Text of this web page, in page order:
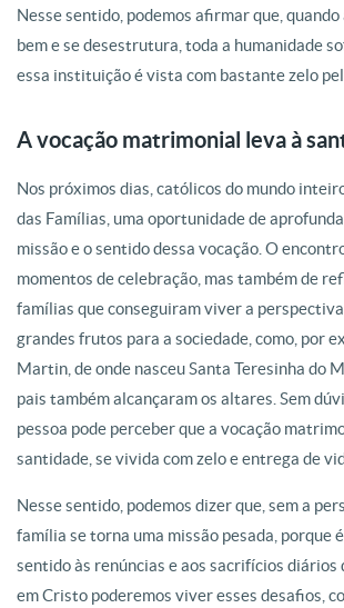
Nesse sentido, podemos afirmar que,
bem e se desestrutura, toda a humanidade
essa instituição é vista com bastante zelo
A vocação matrimonial leva à
Nos próximos dias, católicos do mundo
das Famílias, uma oportunidade de
missão e o sentido dessa vocação. O
momentos de celebração, mas também de
famílias que conseguiram viver a
grandes frutos para a sociedade, como, por
Martin, de onde nasceu Santa Teresinha do
pais também alcançaram os altares. Sem
pessoa pode perceber que a vocação
santidade, se vivida com zelo e entrega de
Nesse sentido, podemos dizer que, sem a
família se torna uma missão pesada, porque
sentido às renúncias e aos sacrifícios diários
em Cristo poderemos viver esses desafios,